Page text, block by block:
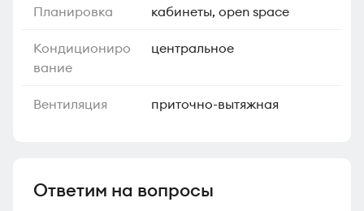
Планировка кабинеты, open space
Кондициониро
вание
центральное
Вентиляция приточно-вытяжная
Ответим на вопросы